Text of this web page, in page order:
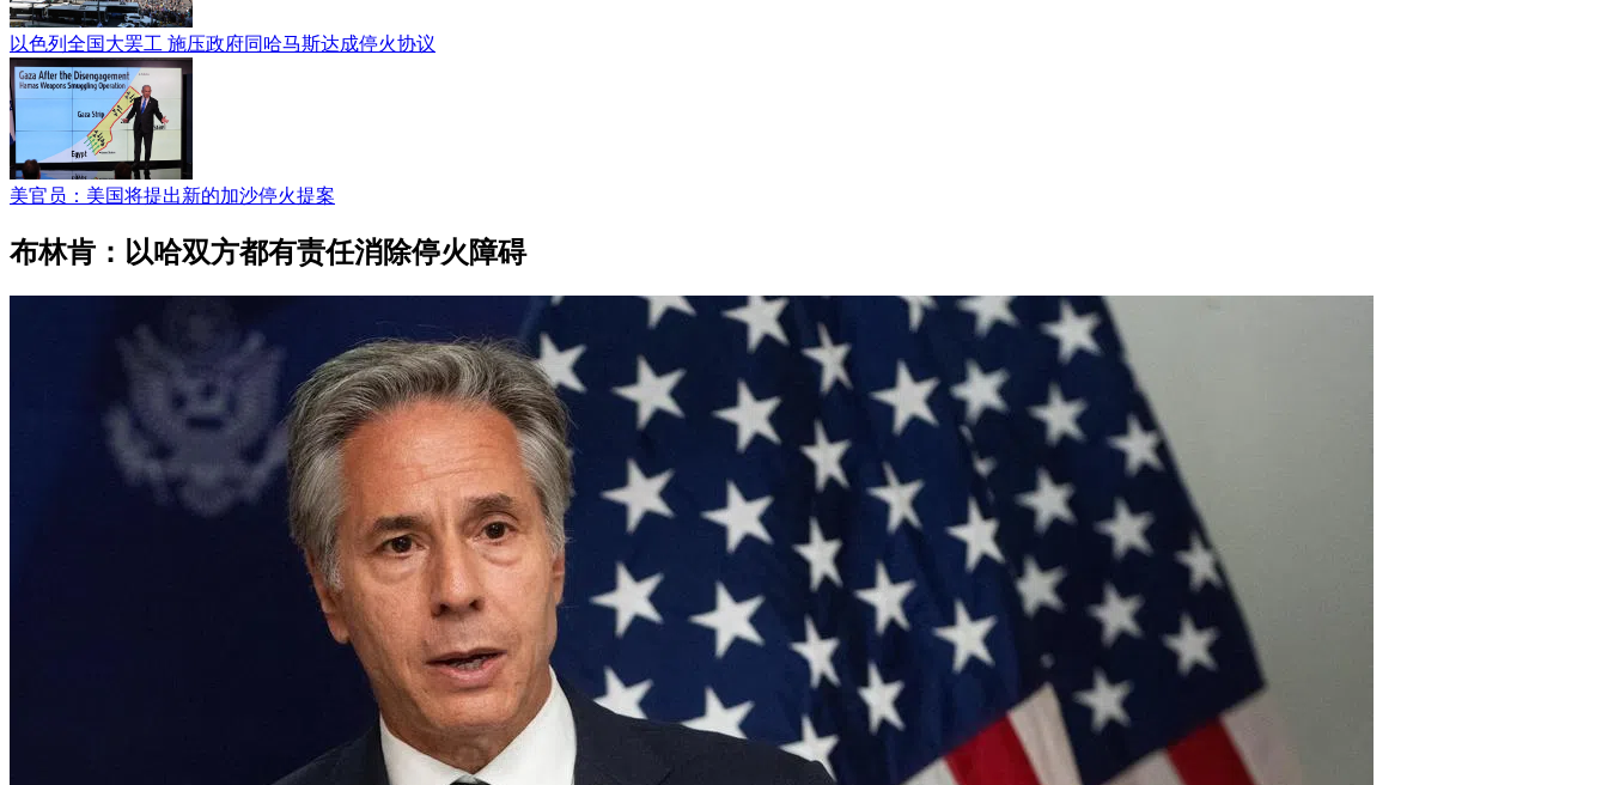
以色列全国大罢工 施压政府同哈马斯达成停火协议
美官员：美国将提出新的加沙停火提案
布林肯：以哈双方都有责任消除停火障碍